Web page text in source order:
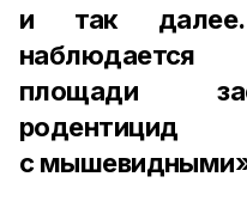
и так
площади
с